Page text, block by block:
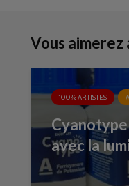
Vous aimerez
100% ARTISTES
Cyanotype
avec la